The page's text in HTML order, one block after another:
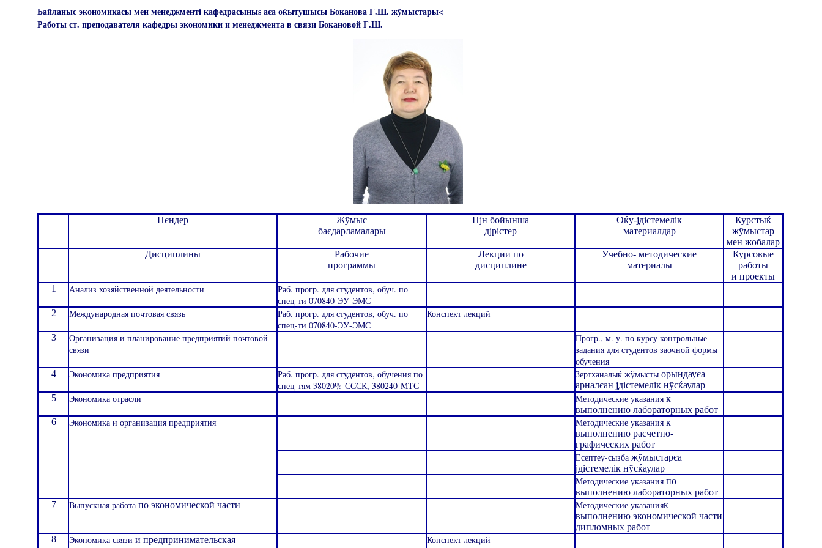
Байланыс экономикасы мен менеджменті кафедрасыныѕ аєа оќытушысы Боканова Г.Ш. жўмыстары<
Работы ст. преподавателя кафедры экономики и менеджмента в связи Бокановой Г.Ш.
Пєндер
Жўмыс
баєдарламалары
Пјн бойынша
дјрістер
Оќу-јдістемелік
материалдар
Курстыќ
жўмыстар
мен жобалар
Дисциплины
Рабочие
программы
Лекции по
дисциплине
Учебно- методические
материалы
Курсовые
работы
и проекты
1
Анализ хозяйственной деятельности
Раб. прогр. для студентов, обуч. по
спец-ти 070840-ЭУ-ЭМС
2 Международная почтовая связь
Раб. прогр. для студентов, обуч. по
спец-ти 070840-ЭУ-ЭМС
Конспект лекций
3
Организация и планирование предприятий почтовой
связи
Прогр., м. у. по курсу контрольные
задания для студентов заочной формы
обучения
4 Экономика предприятия
Раб. прогр. для студентов, обучения по
спец-тям 38020%-СССК, 380240-МТС
Зертханалыќ жўмысты орындауєа
арналєан јдістемелік нўсќаулар
5
Экономика отрасли Методические указания к
выполнению лабораторных работ
6
Экономика и организация предприятия Методические указания к
выполнению расчетно-
графических работ
Есептеу-сызбажўмыстарєа
јдістемелік нўсќаулар
Методические указанияпо
выполнению лабораторных работ
7
Выпускная работапо экономической части Методические указанияк
выполнению экономической части
дипломных работ
8
Экономика связии предпринимательская
Конспект лекций